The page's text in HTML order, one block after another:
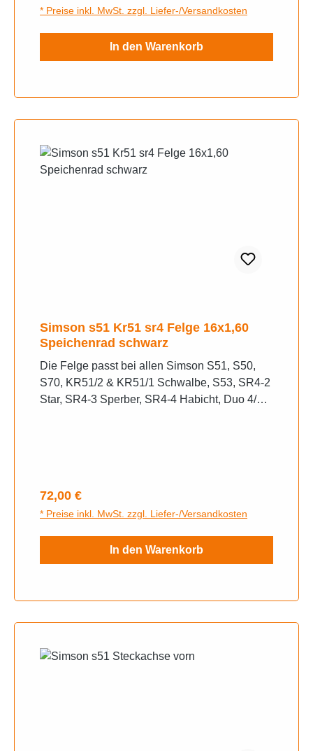
* Preise inkl. MwSt. zzgl. Liefer-/Versandkosten
In den Warenkorb
Simson s51 Kr51 sr4 Felge 16x1,60
Speichenrad schwarz
Die Felge passt bei allen Simson S51, S50,
S70, KR51/2 & KR51/1 Schwalbe, S53, SR4-2
Star, SR4-3 Sperber, SR4-4 Habicht, Duo 4/1 &
Regulärer Preis:
72,00 €
* Preise inkl. MwSt. zzgl. Liefer-/Versandkosten
In den Warenkorb